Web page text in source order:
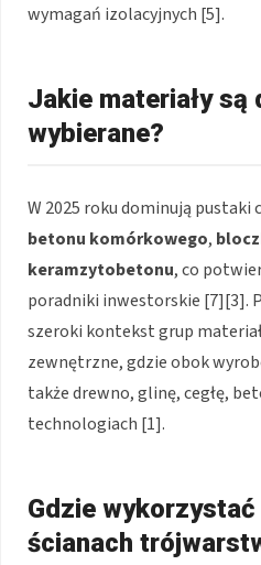
wymagań izolacyjnych [5].
Jakie materiały są
wybierane?
W 2025 roku dominują pustaki
betonu komórkowego,
keramzytobetonu, co
poradniki inwestorskie [7][3].
szeroki kontekst grup
zewnętrzne, gdzie obok
także drewno, glinę, cegłę,
technologiach [1].
Gdzie
ścianach